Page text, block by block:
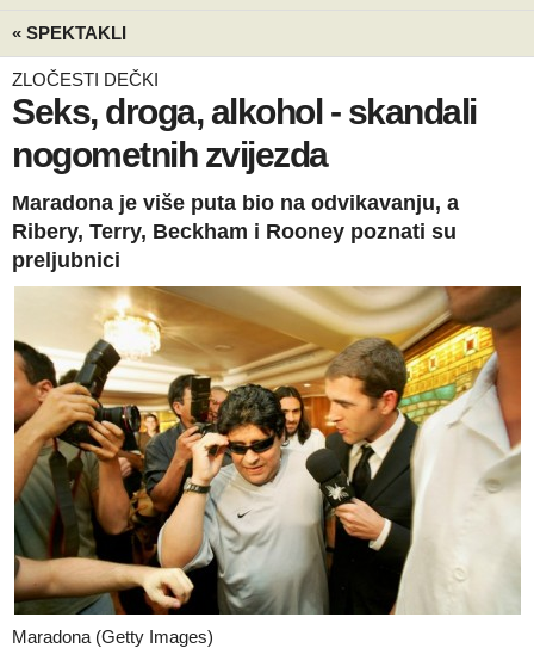
« SPEKTAKLI
ZLOČESTI DEČKI
Seks, droga, alkohol - skandali
nogometnih zvijezda
Maradona je više puta bio na odvikavanju, a
Ribery, Terry, Beckham i Rooney poznati su
preljubnici
Maradona (Getty Images)